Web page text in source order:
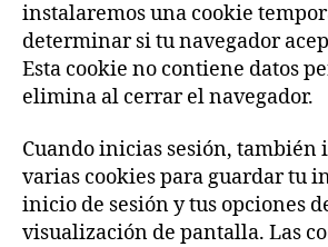
instalaremos una cookie
determinar si tu navegador
Esta cookie no contiene datos
elimina al cerrar el navegador.
Cuando inicias sesión, también
varias cookies para guardar tu
inicio de sesión y tus opciones
visualización de pantalla. Las